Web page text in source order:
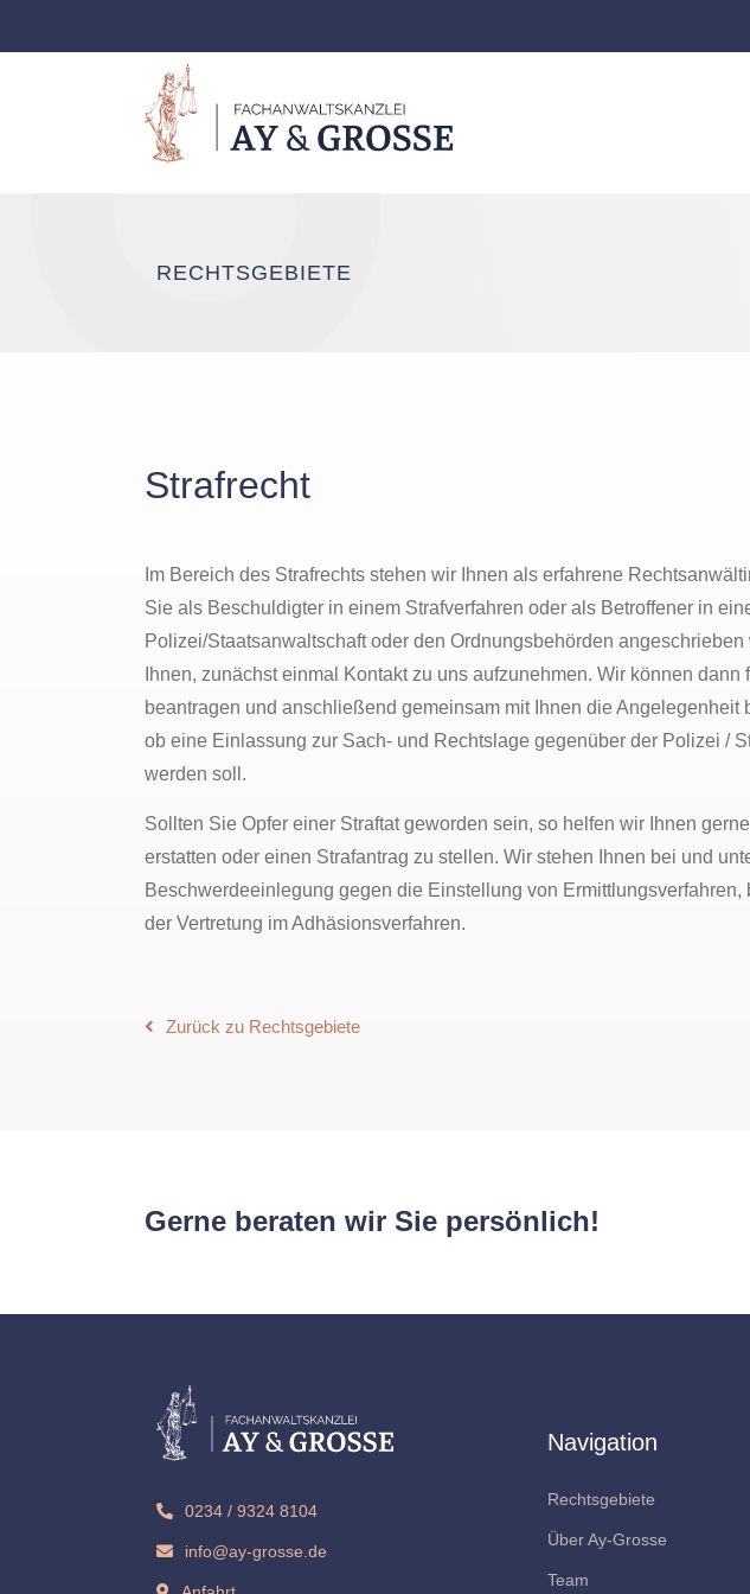
RECHTSGEBIETE
Strafrecht
Im Bereich des Strafrechts stehen wir Ihnen als erfahrene
Sie als Beschuldigter in einem Strafverfahren oder als Betroffener in
Polizei/Staatsanwaltschaft oder den Ordnungsbehörden
Ihnen, zunächst einmal Kontakt zu uns aufzunehmen. Wir können dann
beantragen und anschließend gemeinsam mit Ihnen die Angelegenheit
ob eine Einlassung zur Sach- und Rechtslage gegenüber der Polizei /
werden soll.
Sollten Sie Opfer einer Straftat geworden sein, so helfen wir Ihnen
erstatten oder einen Strafantrag zu stellen. Wir stehen Ihnen bei und
Beschwerdeeinlegung gegen die Einstellung von Ermittlungsverfahren,
der Vertretung im Adhäsionsverfahren.
Zurück zu Rechtsgebiete
Gerne beraten wir Sie persönlich!
Navigation
0234 / 9324 8104
info@ay-grosse.de
Rechtsgebiete
Über Ay-Grosse
Team